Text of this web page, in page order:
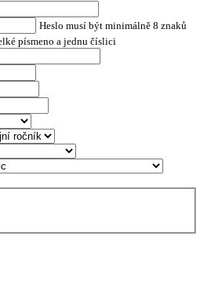
Heslo musí být minimálně 8 znaků
písmeno a jednu číslici